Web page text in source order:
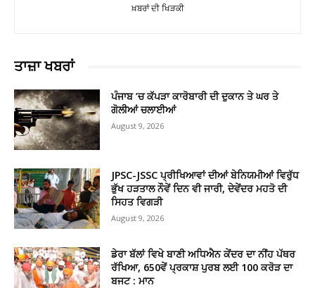
ਖ਼ਬਰਾਂ ਦੀ ਖਿੜਕੀ
ਤਾਜ਼ਾ ਖਬਰਾਂ
ਪੰਜਾਬ ’ਚ ਕੱਪੜਾ ਕਾਰੋਬਾਰੀ ਦੀ ਦੁਕਾਨ ਤੇ ਘਰ ਤੇ
ਗੋਲੀਆਂ ਚਲਾਈਆਂ
August 9, 2026
JPSC-JSSC ਪ੍ਰੀਖਿਆਵਾਂ ਦੀਆਂ ਬੇਨਿਯਮੀਆਂ ਵਿਰੁੱਧ
ਭੁੱਖ ਹੜਤਾਲ ਨੌਵੇਂ ਦਿਨ ਵੀ ਜਾਰੀ, ਦੇਵੇਂਦਰ ਮਹਤੋ ਦੀ
ਸਿਹਤ ਵਿਗੜੀ
August 9, 2026
ਡੇਰਾ ਬੱਲਾਂ ਵਿਖੇ ਬਾਣੀ ਅਧਿਐਨ ਕੇਂਦਰ ਦਾ ਨੀਂਹ ਪੱਥਰ
ਰੱਖਿਆ, 650ਵੇਂ ਪ੍ਰਕਾਸ਼ ਪੁਰਬ ਲਈ 100 ਕਰੋੜ ਦਾ
ਬਜਟ : ਮਾਨ